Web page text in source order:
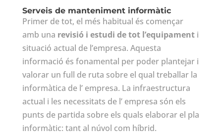
Serveis de manteniment informàtic
Primer de tot, el més habitual és començar
amb una revisió i estudi de tot l’equipamenti
situació actual de l’empresa. Aquesta
informació és fonamental per poder plantejar i
valorar un full de ruta sobre el qual treballar la
informàtica de l’ empresa. La infraestructura
actual i les necessitats de l’ empresa són els
punts de partida sobre els quals elaborar el pla
informàtic: tant al núvol com híbrid.